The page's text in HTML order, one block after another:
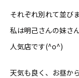
それぞれ別れて並び
私は明己さんの妹さ
人気店です(^o^)
天気も良く、お昼か